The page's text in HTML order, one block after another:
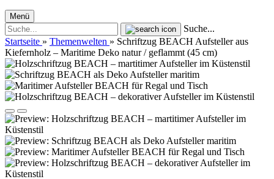
Menü
Suche...
Startseite » Themenwelten » Schriftzug BEACH Aufsteller aus
Kiefernholz – Maritime Deko natur / geflammt (45 cm)